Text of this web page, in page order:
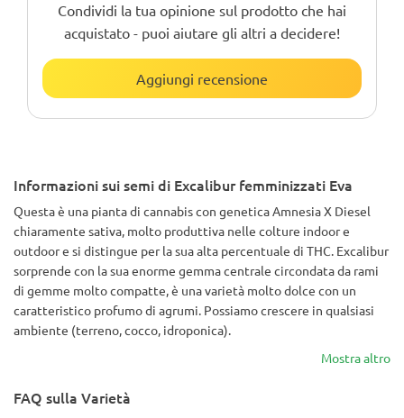
Condividi la tua opinione sul prodotto che hai
acquistato - puoi aiutare gli altri a decidere!
Aggiungi recensione
Informazioni sui semi di Excalibur femminizzati Eva
Questa è una pianta di cannabis con genetica Amnesia X Diesel
chiaramente sativa, molto produttiva nelle colture indoor e
outdoor e si distingue per la sua alta percentuale di THC. Excalibur
sorprende con la sua enorme gemma centrale circondata da rami
di gemme molto compatte, è una varietà molto dolce con un
caratteristico profumo di agrumi. Possiamo crescere in qualsiasi
ambiente (terreno, cocco, idroponica).
Mostra altro
FAQ sulla Varietà